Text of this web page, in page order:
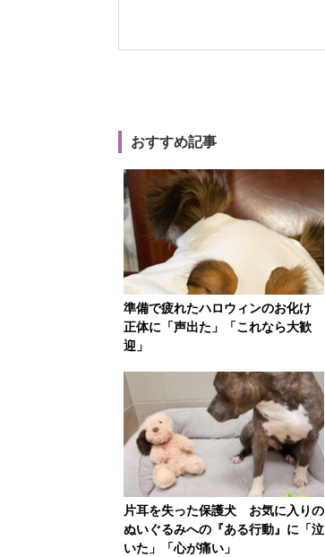
おすすめ記事
準備で疲れたハロウィンのお化け
正体に「声出た」「これなら大歓
迎」
片耳を失った保護犬 お気に入りの
ぬいぐるみへの『ある行動』に「泣
いた」「心が痛い」